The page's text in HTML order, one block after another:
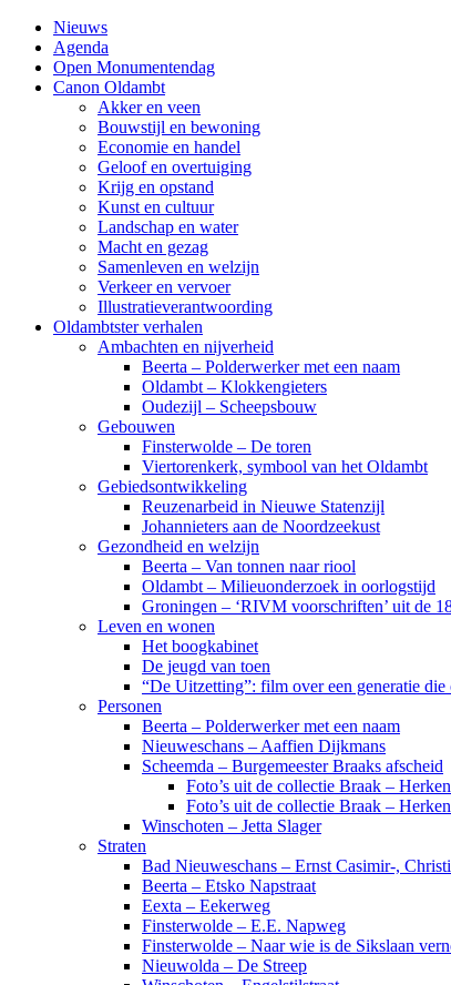
Nieuws
Agenda
Open Monumentendag
Canon Oldambt
Akker en veen
Bouwstijl en bewoning
Economie en handel
Geloof en overtuiging
Krijg en opstand
Kunst en cultuur
Landschap en water
Macht en gezag
Samenleven en welzijn
Verkeer en vervoer
Illustratieverantwoording
Oldambtster verhalen
Ambachten en nijverheid
Beerta – Polderwerker met een naam
Oldambt – Klokkengieters
Oudezijl – Scheepsbouw
Gebouwen
Finsterwolde – De toren
Viertorenkerk, symbool van het Oldambt
Gebiedsontwikkeling
Reuzenarbeid in Nieuwe Statenzijl
Johannieters aan de Noordzeekust
Gezondheid en welzijn
Beerta – Van tonnen naar riool
Oldambt – Milieuonderzoek in oorlogstijd
Groningen – ‘RIVM voorschriften’ uit de
Leven en wonen
Het boogkabinet
De jeugd van toen
“De Uitzetting”: film over een generatie
Personen
Beerta – Polderwerker met een naam
Nieuweschans – Aaffien Dijkmans
Scheemda – Burgemeester Braaks afscheid
Foto’s uit de collectie Braak –
Foto’s uit de collectie Braak –
Winschoten – Jetta Slager
Straten
Bad Nieuweschans – Ernst Casimir-,
Beerta – Etsko Napstraat
Eexta – Eekerweg
Finsterwolde – E.E. Napweg
Finsterwolde – Naar wie is de Sikslaan
Nieuwolda – De Streep